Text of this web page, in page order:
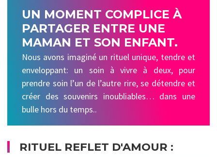
UN MOMENT COMPLICE À
PARTAGER ENTRE UNE
MAMAN ET SON ENFANT.
Nous avons imaginé un rituel unique, tendre et
enveloppant: un soin à vivre à deux, pour
prendre soin l’un de l’autre rire, se détendre et
créer des souvenirs inoubliables… dans une
bulle hors du temps..
RITUEL REFLET D'AMOUR :